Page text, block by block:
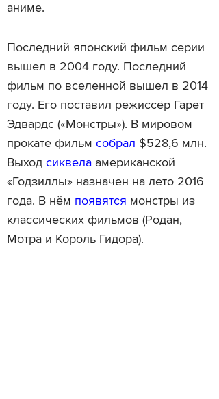
аниме.
Последний японский фильм серии
вышел в 2004 году. Последний
фильм по вселенной вышел в 2014
году. Его поставил режиссёр Гарет
Эдвардс («Монстры»). В мировом
прокате фильм собрал $528,6 млн.
Выход сиквела американской
«Годзиллы» назначен на лето 2016
года. В нём появятся монстры из
классических фильмов (Родан,
Мотра и Король Гидора).